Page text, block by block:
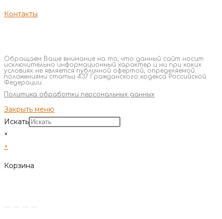
Контакты
Обращаем Ваше внимание на то, что данный сайт носит
исключительно информационный характер и ни при каких
условиях не является публичной офертой, определяемой
положениями статьи 437 Гражданского кодекса Российской
Федерации.
Политика обработки персональных данных
Закрыть меню
Искать
×
×
Корзина